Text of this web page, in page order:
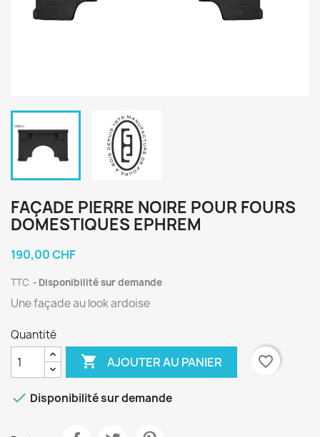
FAÇADE PIERRE NOIRE POUR FOURS
DOMESTIQUES EPHREM
190,00 CHF
TTC Disponibilité sur demande
Une façade au look ardoise
Quantité
 AJOUTER AU PANIER favorite_border
 Disponibilité sur demande